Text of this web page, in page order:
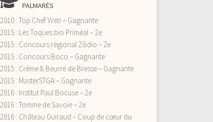
PALMARÈS
2010 : Top Chef Web – Gagnante
2015 : Les Toques bio Priméal – 2e
2015 : Concours régional Zôdio – 2e
2015 : Concours Boco – Gagnante
2015 : Crème & Beurre de Bresse – Gagnante
2015 : MasterSTGA – Gagnante
2016 : Institut Paul Bocuse – 2e
2016 : Tomme de Savoie – 2e
2016 : Château Guiraud – Coup de cœur du